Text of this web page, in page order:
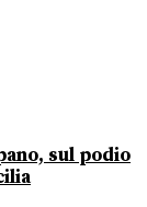
sul podio